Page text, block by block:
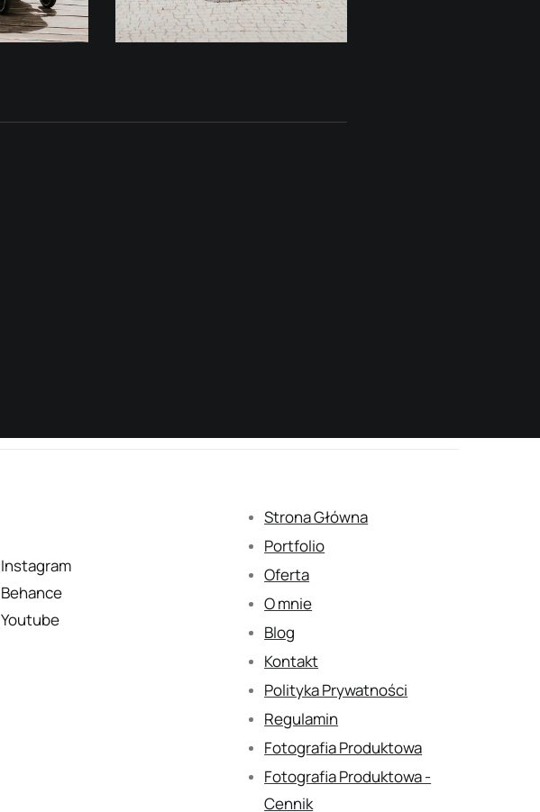
Instagram
Behance
Youtube
Strona Główna
Portfolio
Oferta
O mnie
Blog
Kontakt
Polityka Prywatności
Regulamin
Fotografia Produktowa
Fotografia Produktowa -
Cennik